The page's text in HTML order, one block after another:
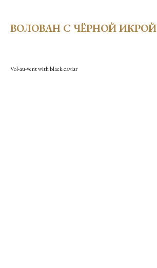
ВОЛОВАН С ЧЁРНОЙ ИКРОЙ
Vol-au-vent with black caviar